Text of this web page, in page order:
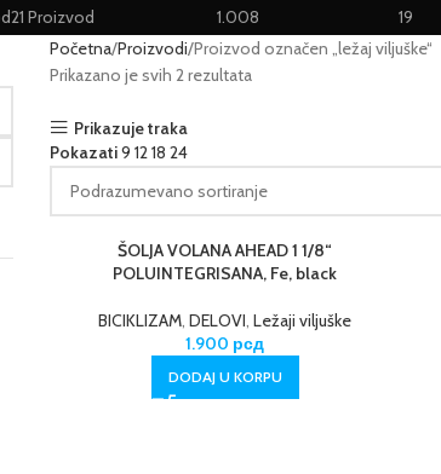
21 Proizvod
1.008
19
Početna Proizvodi Proizvod označen „ležaj viljuške“
Prikazano je svih 2 rezultata
Prikazuje traka
Pokazati9 1218 24
ŠOLJA VOLANA AHEAD 1 1/8“
POLUINTEGRISANA, Fe, black
BICIKLIZAM,DELOVI,Ležaji viljuške
1.900 рсд
DODAJ U KORPU